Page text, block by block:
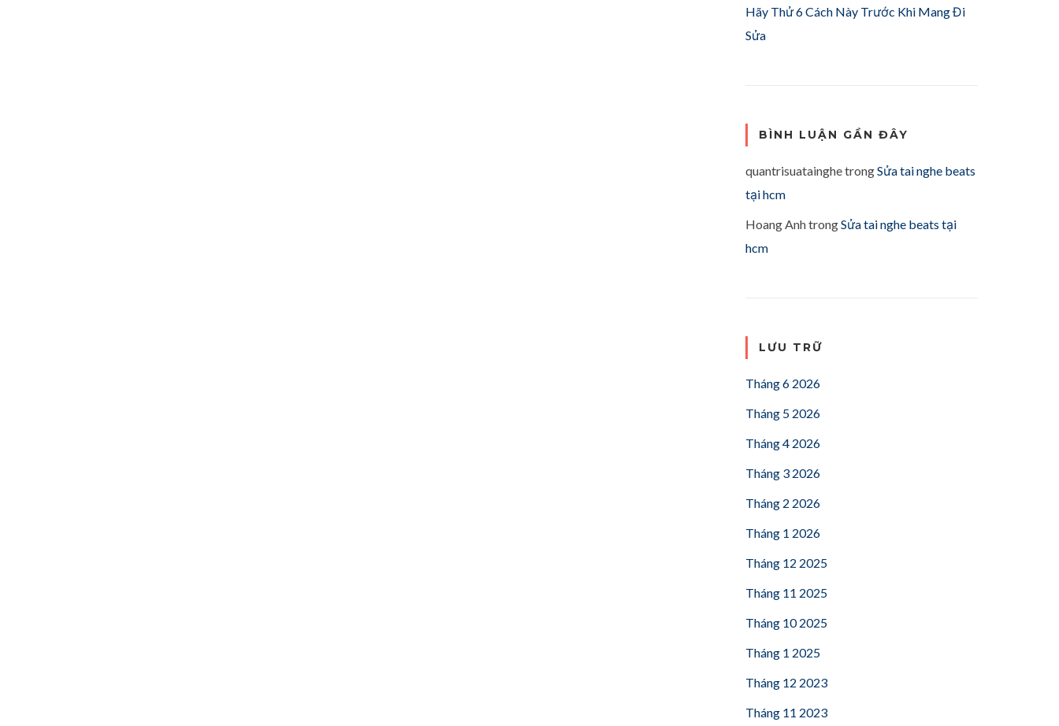
Hãy Thử 6 Cách Này Trước Khi Mang Đi
Sửa
BÌNH LUẬN GẦN ĐÂY
quantrisuatainghetrongSửa tai nghe beats
tại hcm
Hoang AnhtrongSửa tai nghe beats tại
hcm
LƯU TRỮ
Tháng 6 2026
Tháng 5 2026
Tháng 4 2026
Tháng 3 2026
Tháng 2 2026
Tháng 1 2026
Tháng 12 2025
Tháng 11 2025
Tháng 10 2025
Tháng 1 2025
Tháng 12 2023
Tháng 11 2023